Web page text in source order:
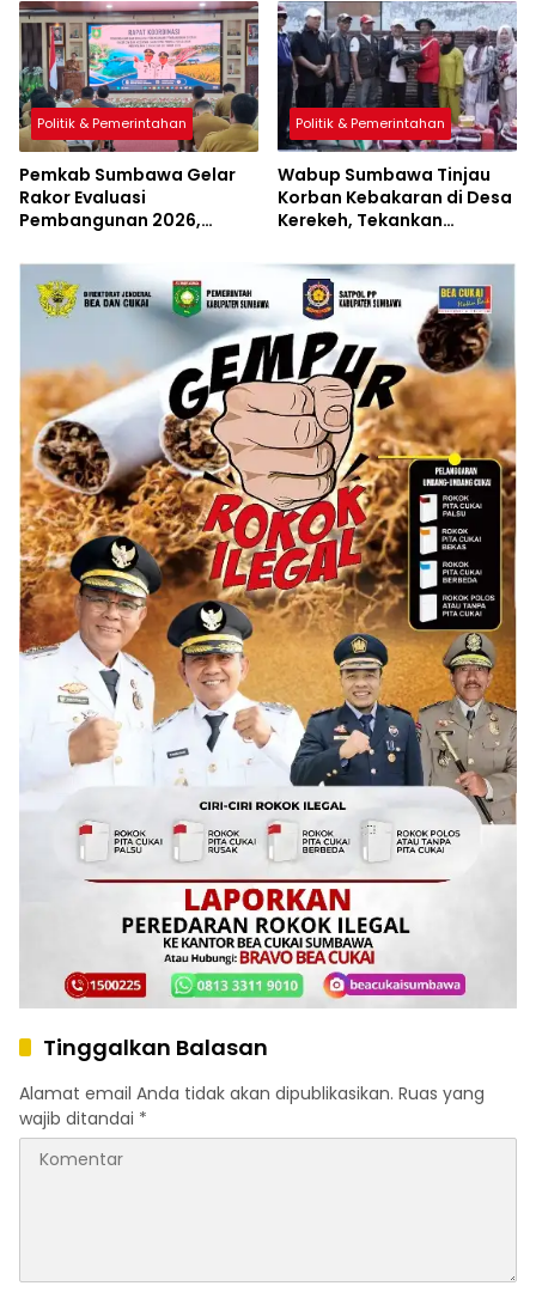
Politik & Pemerintahan
Pemkab Sumbawa Gelar
Rakor Evaluasi
Pembangunan 2026,
Perubahan Resmi
Diluncurkan
Politik & Pemerintahan
Wabup Sumbawa Tinjau
Korban Kebakaran di Desa
Kerekeh, Tekankan
Tinggalkan Balasan
Alamat email Anda tidak akan dipublikasikan. Ruas yang
wajib ditandai *